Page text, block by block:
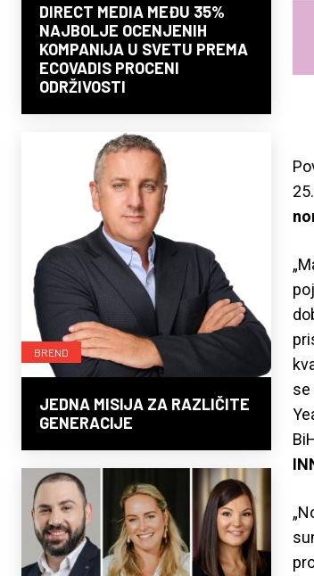
DIRECT MEDIA MEĐU 35%
NAJBOLJE OCENJENIH
KOMPANIJA U SVETU PREMA
ECOVADIS PROCENI
ODRŽIVOSTI
BREND
JEDNA MISIJA ZA RAZLIČITE
GENERACIJE
se